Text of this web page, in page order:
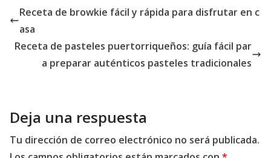
Receta de browkie fácil y rápida para disfrutar en c
asa
Receta de pasteles puertorriqueños: guía fácil par
a preparar auténticos pasteles tradicionales
Deja una respuesta
Tu dirección de correo electrónico no será publicada.